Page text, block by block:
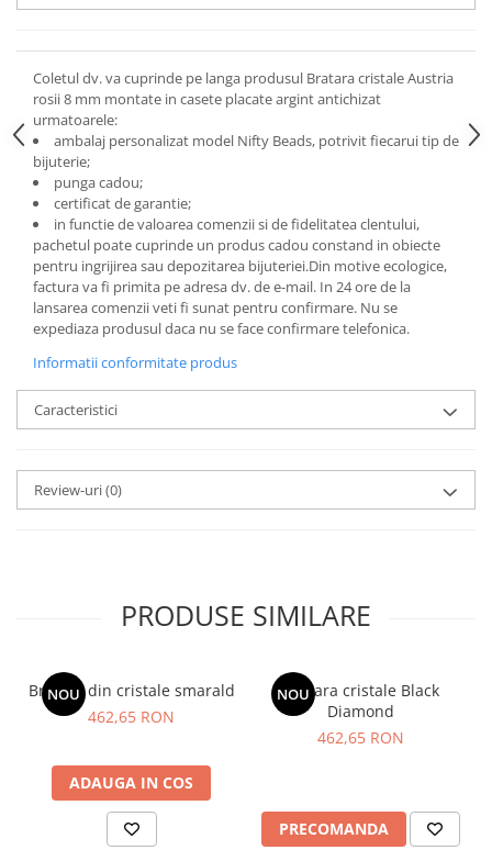
Coletul dv. va cuprinde pe langa produsul Bratara cristale Austria
rosii 8 mm montate in casete placate argint antichizat
urmatoarele:
ambalaj personalizat model Nifty Beads, potrivit fiecarui tip de
bijuterie;
punga cadou;
certificat de garantie;
in functie de valoarea comenzii si de fidelitatea clentului,
pachetul poate cuprinde un produs cadou constand in obiecte
pentru ingrijirea sau depozitarea bijuteriei.Din motive ecologice,
factura va fi primita pe adresa dv. de e-mail. In 24 ore de la
lansarea comenzii veti fi sunat pentru confirmare. Nu se
expediaza produsul daca nu se face confirmare telefonica.
Informatii conformitate produs
Caracteristici
Review-uri(0)
PRODUSE SIMILARE
NOU
Bratara din cristale smarald
462,65 RON
ADAUGA IN COS
NOU
Bratara cristale Black
Diamond
462,65 RON
PRECOMANDA